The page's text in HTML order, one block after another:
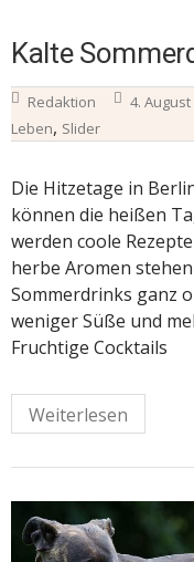
Kalte
Redaktion 4. August
Leben, Slider
Die Hitzetage in
können die heißen
werden coole
herbe Aromen
Sommerdrinks ganz
weniger Süße und
Fruchtige Cocktails
Weiterlesen